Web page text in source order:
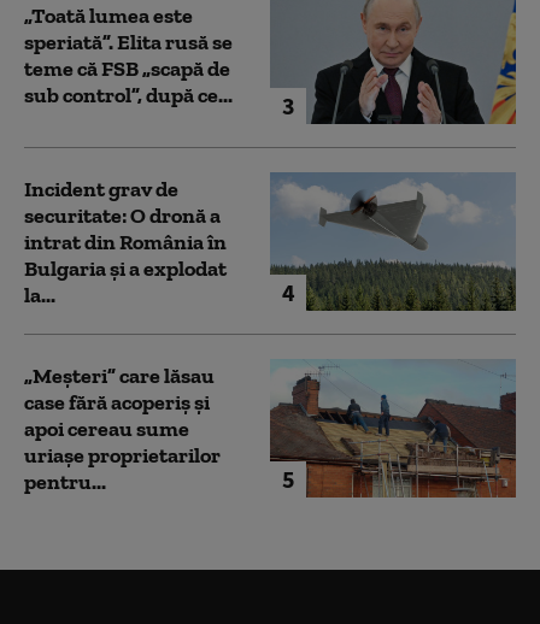
3
„Toată lumea este
speriată”. Elita rusă se
teme că FSB „scapă de
sub control”, după ce...
4
Incident grav de
securitate: O dronă a
intrat din România în
Bulgaria şi a explodat
la...
5
„Meșteri” care lăsau
case fără acoperiș și
apoi cereau sume
uriașe proprietarilor
pentru...